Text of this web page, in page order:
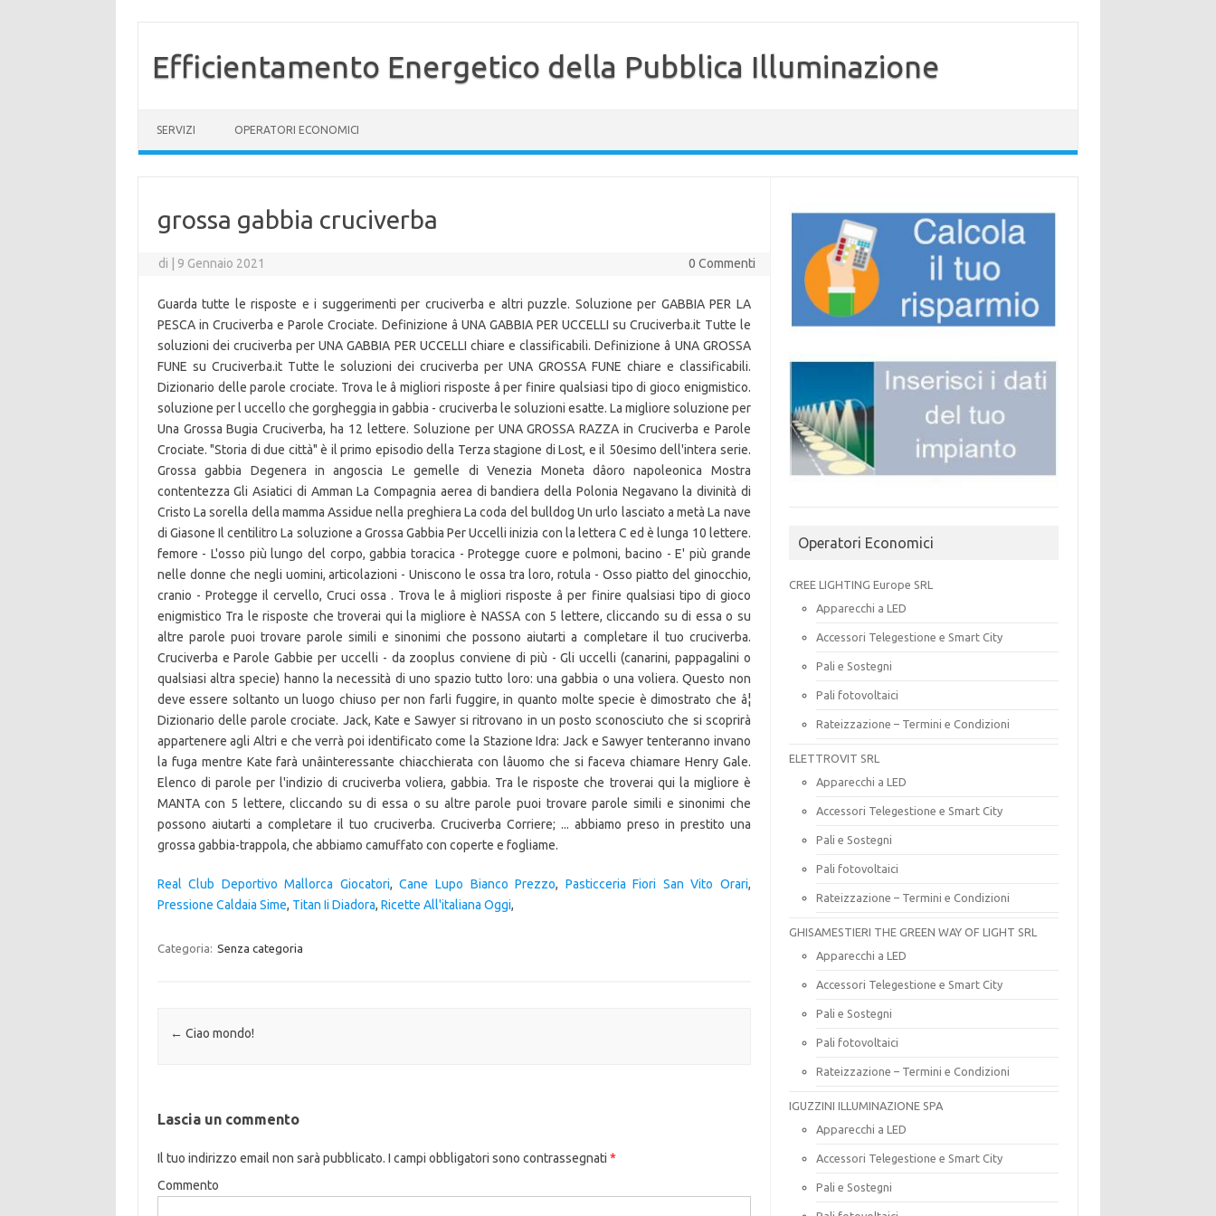
Efficientamento Energetico della Pubblica Illuminazione
SERVIZI OPERATORI ECONOMICI
grossa gabbia cruciverba
di 9 Gennaio 2021 0 Commenti
Guarda tutte le risposte e i suggerimenti per cruciverba e altri puzzle. Soluzione per GABBIA PER LA
PESCA in Cruciverba e Parole Crociate. Definizione â UNA GABBIA PER UCCELLI su Cruciverba.it Tutte le
soluzioni dei cruciverba per UNA GABBIA PER UCCELLI chiare e classificabili. Definizione â UNA GROSSA
FUNE su Cruciverba.it Tutte le soluzioni dei cruciverba per UNA GROSSA FUNE chiare e classificabili.
Dizionario delle parole crociate. Trova le â migliori risposte â per finire qualsiasi tipo di gioco enigmistico.
soluzione per l uccello che gorgheggia in gabbia - cruciverba le soluzioni esatte. La migliore soluzione per
Una Grossa Bugia Cruciverba, ha 12 lettere. Soluzione per UNA GROSSA RAZZA in Cruciverba e Parole
Crociate. "Storia di due città" è il primo episodio della Terza stagione di Lost, e il 50esimo dell'intera serie.
Grossa gabbia Degenera in angoscia Le gemelle di Venezia Moneta dâoro napoleonica Mostra
contentezza Gli Asiatici di Amman La Compagnia aerea di bandiera della Polonia Negavano la divinità di
Cristo La sorella della mamma Assidue nella preghiera La coda del bulldog Un urlo lasciato a metà La nave
di Giasone Il centilitro La soluzione a Grossa Gabbia Per Uccelli inizia con la lettera C ed è lunga 10 lettere.
femore - L'osso più lungo del corpo, gabbia toracica - Protegge cuore e polmoni, bacino - E' più grande
nelle donne che negli uomini, articolazioni - Uniscono le ossa tra loro, rotula - Osso piatto del ginocchio,
cranio - Protegge il cervello, Cruci ossa . Trova le â migliori risposte â per finire qualsiasi tipo di gioco
enigmistico Tra le risposte che troverai qui la migliore è NASSA con 5 lettere, cliccando su di essa o su
altre parole puoi trovare parole simili e sinonimi che possono aiutarti a completare il tuo cruciverba.
Cruciverba e Parole Gabbie per uccelli - da zooplus conviene di più - Gli uccelli (canarini, pappagalini o
qualsiasi altra specie) hanno la necessità di uno spazio tutto loro: una gabbia o una voliera. Questo non
deve essere soltanto un luogo chiuso per non farli fuggire, in quanto molte specie è dimostrato che â¦
Dizionario delle parole crociate. Jack, Kate e Sawyer si ritrovano in un posto sconosciuto che si scoprirà
appartenere agli Altri e che verrà poi identificato come la Stazione Idra: Jack e Sawyer tenteranno invano
la fuga mentre Kate farà unâinteressante chiacchierata con lâuomo che si faceva chiamare Henry Gale.
Elenco di parole per l'indizio di cruciverba voliera, gabbia. Tra le risposte che troverai qui la migliore è
MANTA con 5 lettere, cliccando su di essa o su altre parole puoi trovare parole simili e sinonimi che
possono aiutarti a completare il tuo cruciverba. Cruciverba Corriere; ... abbiamo preso in prestito una
grossa gabbia-trappola, che abbiamo camuffato con coperte e fogliame.
Real Club Deportivo Mallorca Giocatori,Cane Lupo Bianco Prezzo, Pasticceria Fiori San Vito Orari,
Pressione Caldaia Sime, Titan Ii Diadora, Ricette All'italiana Oggi,
Categoria: Senza categoria
Navigazione articolo
← Ciao mondo!
Lascia un commento
Il tuo indirizzo email non sarà pubblicato. I campi obbligatori sono contrassegnati *
Commento
Operatori Economici
CREE LIGHTING Europe SRL
Apparecchi a LED
Accessori Telegestione e Smart City
Pali e Sostegni
Pali fotovoltaici
Rateizzazione – Termini e Condizioni
ELETTROVIT SRL
Apparecchi a LED
Accessori Telegestione e Smart City
Pali e Sostegni
Pali fotovoltaici
Rateizzazione – Termini e Condizioni
GHISAMESTIERI THE GREEN WAY OF LIGHT SRL
Apparecchi a LED
Accessori Telegestione e Smart City
Pali e Sostegni
Pali fotovoltaici
Rateizzazione – Termini e Condizioni
IGUZZINI ILLUMINAZIONE SPA
Apparecchi a LED
Accessori Telegestione e Smart City
Pali e Sostegni